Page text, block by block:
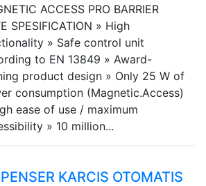
ACCESS PRO BARRIER
SPESIFICATION » High
» Safe control unit
to EN 13849 » Award-
product design » Only 25 W of
consumption (Magnetic.Access)
ease of use / maximum
» 10 million...
KARCIS OTOMATIS